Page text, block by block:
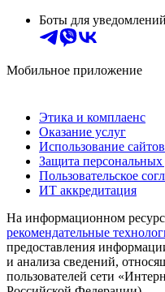
Боты для уведомлений
Мобильное приложение
Этика и комплаенс
Оказание услуг
Использование сайтов
Защита
Пользовательское
ИТ аккредитация
На информационном
рекомендательные
предоставления
и анализа сведений,
пользователей сети